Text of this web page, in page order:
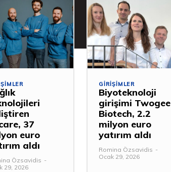
37
euro
aldı
Özsavidis -
29, 2026
GIRIŞIMLER
Biyoteknoloji
girişimi Twogee
Biotech, 2.2
milyon euro
yatırım aldı
Romina Özsavidis -
Ocak 29, 2026